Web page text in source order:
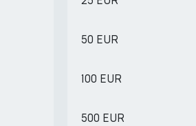
50 EUR
100 EUR
500 EUR